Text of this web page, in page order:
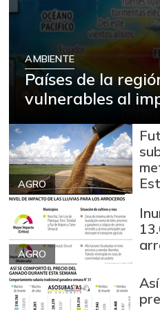
entero fresco
02/27/2016
Banano Urabá
07/25/2026
Berenjena
07/25/2026
Blanquillo entero
fresco
04/16/2016
Bocachico criollo
fresco
05/07/2016
Bocachico
importado
AMBIENTE
Países de la
vulnerables al
AGRO
AGRO